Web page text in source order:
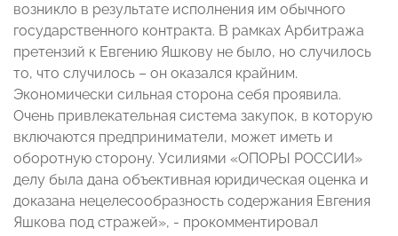
возникло в результате исполнения им обычного
государственного контракта. В рамках Арбитража
претензий к Евгению Яшкову не было, но случилось
то, что случилось – он оказался крайним.
Экономически сильная сторона себя проявила.
Очень привлекательная система закупок, в которую
включаются предприниматели, может иметь и
оборотную сторону. Усилиями «ОПОРЫ РОССИИ»
делу была дана объективная юридическая оценка и
доказана нецелесообразность содержания Евгения
Яшкова под стражей», - прокомментировал